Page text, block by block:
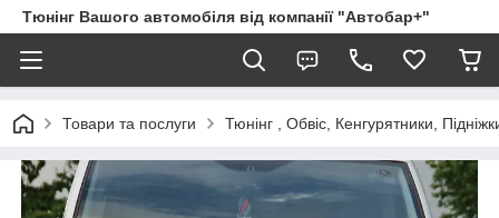
Тюнінг Вашого автомобіля від компанії "Автобар+"
Товари та послуги Тюнінг , Обвіс, Кенгурятники,